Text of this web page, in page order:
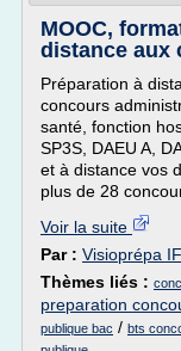
MOOC,
distance aux
Préparation à
concours
santé, fonction
SP3S, DAEU A,
et à distance vos
plus de 28
Voir la suite
Par : Visioprépa
Thèmes liés :
preparation
publique bac / bts